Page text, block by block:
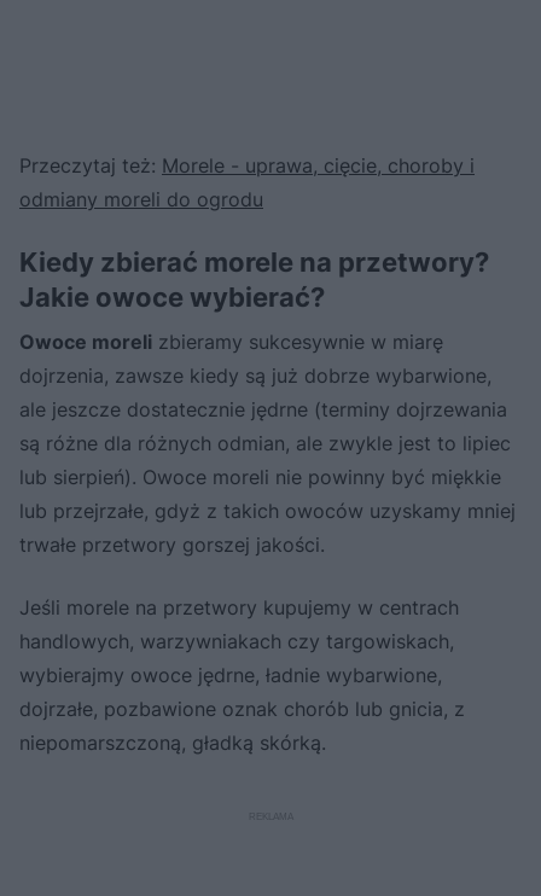
Przeczytaj też: Morele - uprawa, cięcie, choroby i
odmiany moreli do ogrodu
Kiedy zbierać morele na przetwory?
Jakie owoce wybierać?
Owoce moreli zbieramy sukcesywnie w miarę
dojrzenia, zawsze kiedy są już dobrze wybarwione,
ale jeszcze dostatecznie jędrne (terminy dojrzewania
są różne dla różnych odmian, ale zwykle jest to lipiec
lub sierpień). Owoce moreli nie powinny być miękkie
lub przejrzałe, gdyż z takich owoców uzyskamy mniej
trwałe przetwory gorszej jakości.
Jeśli morele na przetwory kupujemy w centrach
handlowych, warzywniakach czy targowiskach,
wybierajmy owoce jędrne, ładnie wybarwione,
dojrzałe, pozbawione oznak chorób lub gnicia, z
niepomarszczoną, gładką skórką.